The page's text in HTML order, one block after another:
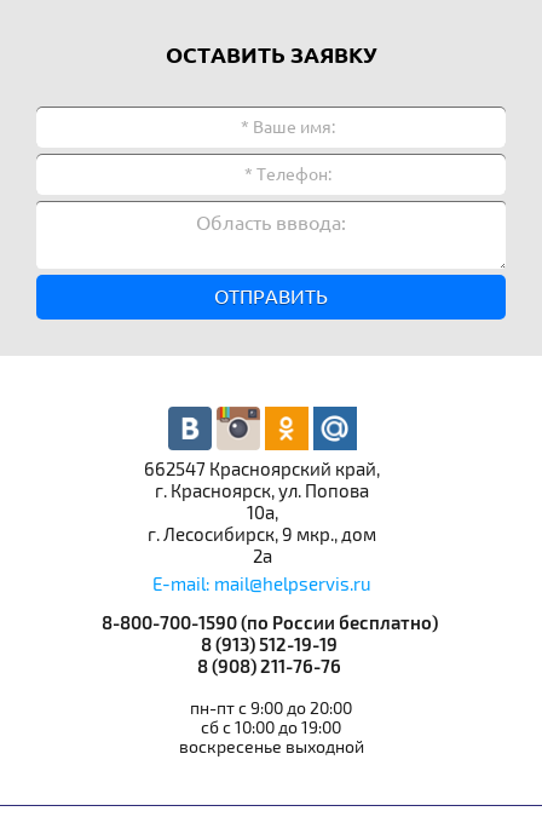
ОСТАВИТЬ ЗАЯВКУ
ОТПРАВИТЬ
662547 Красноярский край,
г. Красноярск, ул. Попова
10а,
г. Лесосибирск, 9 мкр., дом
2а
E-mail: mail@helpservis.ru
8-800-700-1590 (по России бесплатно)
8 (913) 512-19-19
8 (908) 211-76-76
пн-пт с 9:00 до 20:00
сб с 10:00 до 19:00
воскресенье выходной